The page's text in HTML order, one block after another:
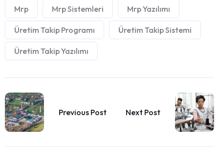
Mrp Mrp Sistemleri Mrp Yazılımı
Üretim Takip Programı Üretim Takip Sistemi
Üretim Takip Yazılımı
Previous Post Next Post